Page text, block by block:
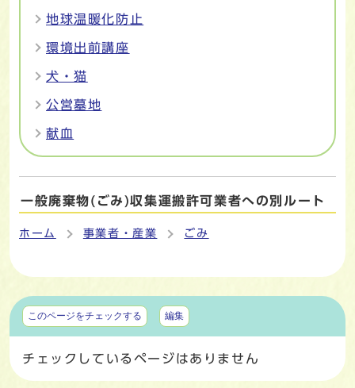
地球温暖化防止
環境出前講座
犬・猫
公営墓地
献血
一般廃棄物(ごみ)収集運搬許可業者への別ルート
ホーム 事業者・産業 ごみ
マイページ
このページをチェックする 編集
チェックしているページはありません